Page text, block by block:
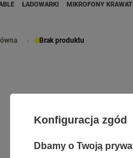
ŁADOWARKI MIKROFONY
Brak produktu
Konfiguracja zgód
Dbamy o Twoją